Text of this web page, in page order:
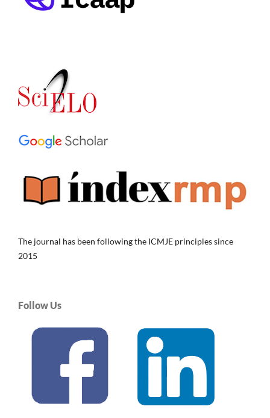
The journal has been following the ICMJE principles since
2015
Follow Us